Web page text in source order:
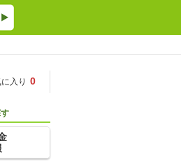
入り 0